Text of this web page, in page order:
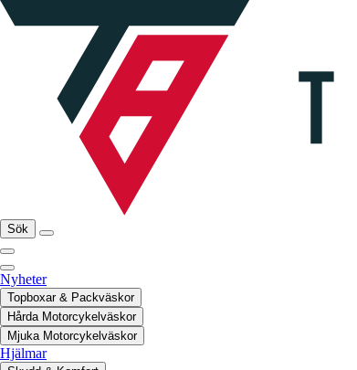
Sök
Nyheter
Topboxar & Packväskor
Hårda Motorcykelväskor
Mjuka Motorcykelväskor
Hjälmar